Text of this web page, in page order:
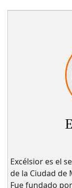
Excélsior es el
de la Ciudad de
Fue fundado